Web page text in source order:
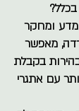
מדע ומחקר
מאפשר
בקבלת
עם אתגרי